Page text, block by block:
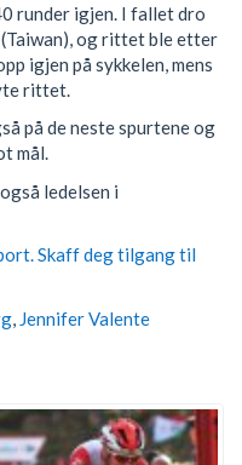
runder igjen. I fallet dro
(Taiwan), og rittet ble etter
igjen på sykkelen, mens
rittet.
på de neste spurtene og
mål.
ledelsen i
Skaff deg tilgang til
Jennifer Valente